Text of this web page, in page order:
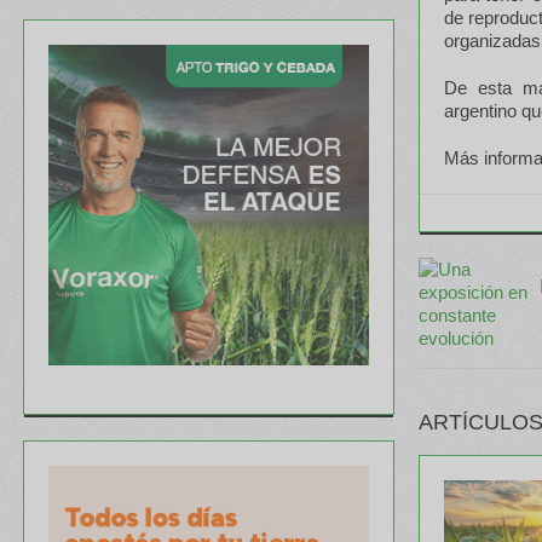
de
De esta
argentino
Más